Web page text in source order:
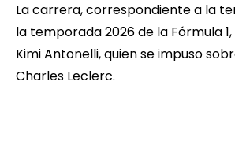
La carrera, correspondiente a la
la temporada 2026 de la Fórmula
Kimi Antonelli, quien se impuso
Charles Leclerc.